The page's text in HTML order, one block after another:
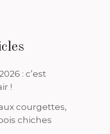
: c’est
!
courgettes,
chiches